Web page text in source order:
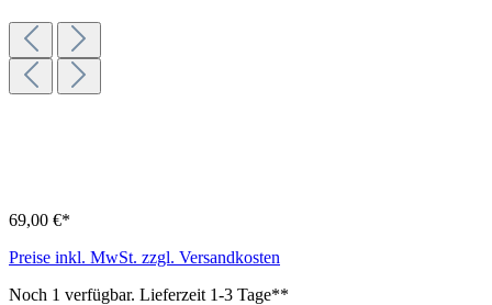
69,00 €*
Preise inkl. MwSt. zzgl. Versandkosten
Noch 1 verfügbar. Lieferzeit 1-3 Tage**